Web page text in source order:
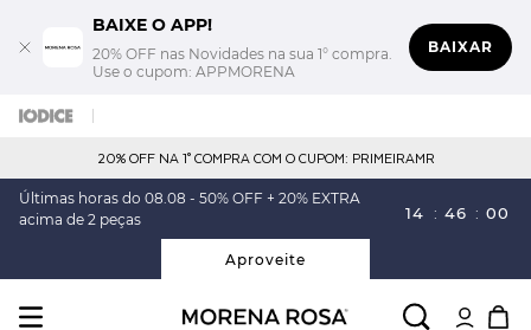
BAIXE O APP!
20% OFF nas Novidades na sua 1° compra.
Use o cupom: APPMORENA
BAIXAR
20% OFF NA 1° COMPRA COM O CUPOM: PRIMEIRAMR
Últimas horas do 08.08 - 50% OFF + 20% EXTRA
acima de 2 peças
14 : 46 : 00
Aproveite